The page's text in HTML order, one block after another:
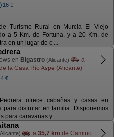
16 €
Turismo Rural en Murcia El Viejo
a 5 Km. de Fortuna, y a 20 Km. de
en un lugar de c ...
en Bigastro (Alicante)
a
la Casa Río Aspe (Alicante)
€
ofrece cabañas y casas en
para disfrutar en familia. Disponemos
para caravanas y ...
a 35,7 km de Camino